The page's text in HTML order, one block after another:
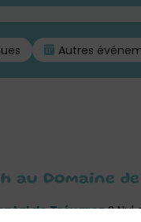
Autres
au Domaine
de Trévarez? Nul